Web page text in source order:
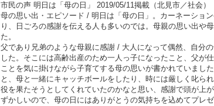
市民の声 明日は「母の日」 2019/05/11掲載（北見市／社会）
母の思い出・エピソード / 明日は「母の日」。カーネーショ
り、日ごろの感謝を伝える人も多いのでは。母親の思い出や
た。
父であり兄弟のような母親に感謝 / 大人になって偶然、自分
した。そこには高齢出産のため一人っ子になったこと、父が
ことを気に掛けながら子育てする母の思いが書かれていまし
と、母と一緒にキャッチボールをしたり、時には厳しく叱ら
役を果たそうとしてくれていたのかなと思い、感謝で頭が上
ずかしいので、母の日にはありがとうの気持ちを込めてプレ